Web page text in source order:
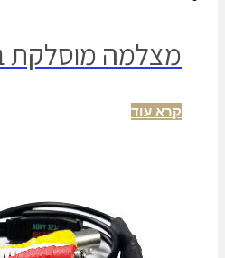
מצלמה מוסלקת
קרא עוד